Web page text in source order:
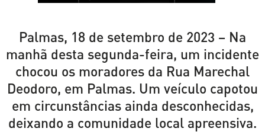
Palmas, 18 de setembro de 2023 – Na
manhã desta segunda-feira, um incidente
chocou os moradores da Rua Marechal
Deodoro, em Palmas. Um veículo capotou
em circunstâncias ainda desconhecidas,
deixando a comunidade local apreensiva.